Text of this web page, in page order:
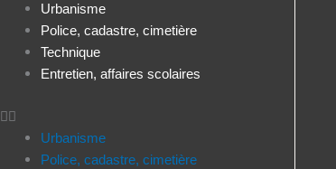
Urbanisme
Police, cadastre, cimetière
Technique
Entretien, affaires scolaires
Urbanisme
Police, cadastre, cimetière